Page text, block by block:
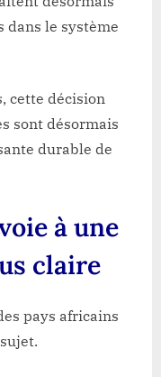
dans le système
cette décision
sont désormais
durable de
à une
claire
pays africains